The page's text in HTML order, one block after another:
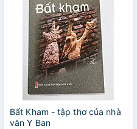
Bất Kham - tập thơ của nhà
văn Y Ban